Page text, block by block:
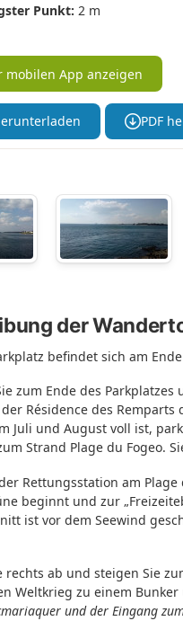
Punkt: 2 m
mobilen App anzeigen
PDF
der
befindet sich am
zum Ende des
Résidence des Remparts
Juli und August voll ist,
Strand Plage du Fogeo.
Rettungsstation am
beginnt und zur
ist vor dem Seewind
rechts ab und steigen Sie
Weltkrieg zu einem
und der Eingang